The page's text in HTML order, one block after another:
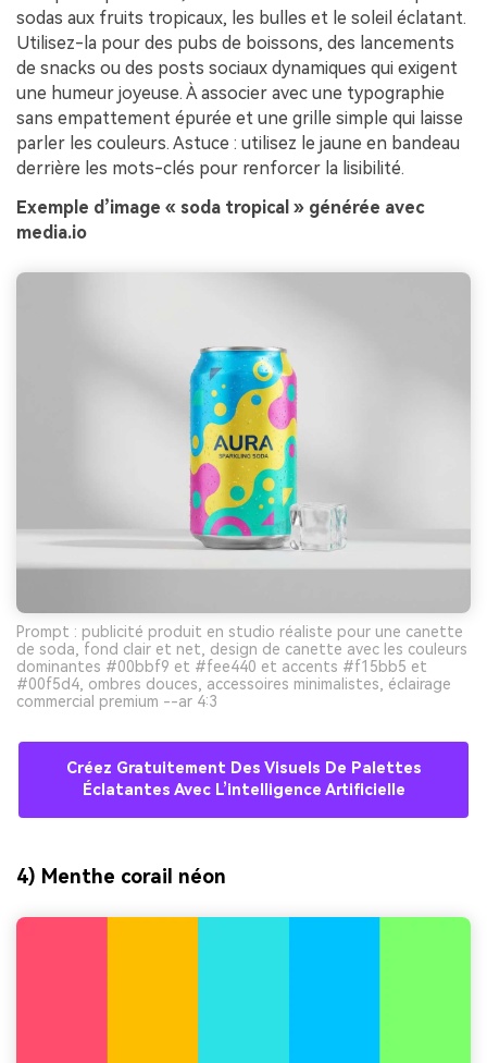
sodas aux fruits tropicaux, les bulles et le soleil éclatant.
Utilisez-la pour des pubs de boissons, des lancements
de snacks ou des posts sociaux dynamiques qui exigent
une humeur joyeuse. À associer avec une typographie
sans empattement épurée et une grille simple qui laisse
parler les couleurs. Astuce : utilisez le jaune en bandeau
derrière les mots-clés pour renforcer la lisibilité.
Exemple d’image « soda tropical » générée avec
media.io
Prompt : publicité produit en studio réaliste pour une canette
de soda, fond clair et net, design de canette avec les couleurs
dominantes #00bbf9 et #fee440 et accents #f15bb5 et
#00f5d4, ombres douces, accessoires minimalistes, éclairage
commercial premium --ar 4:3
Créez Gratuitement Des Visuels De Palettes
Éclatantes Avec L’intelligence Artificielle
4) Menthe corail néon